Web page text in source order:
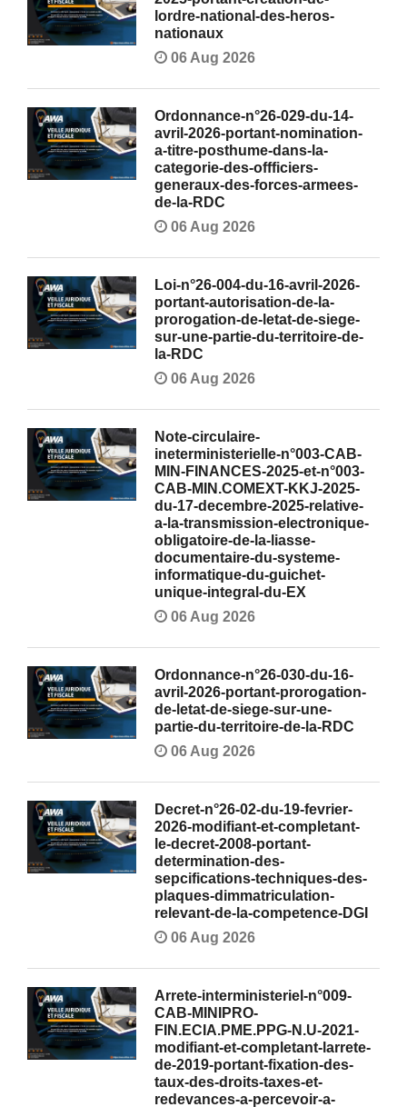
lordre-national-des-heros-
nationaux
06 Aug 2026
Ordonnance-n°26-029-du-14-
avril-2026-portant-nomination-
a-titre-posthume-dans-la-
categorie-des-offficiers-
generaux-des-forces-armees-
de-la-RDC
06 Aug 2026
Loi-n°26-004-du-16-avril-2026-
portant-autorisation-de-la-
prorogation-de-letat-de-siege-
sur-une-partie-du-territoire-de-
la-RDC
06 Aug 2026
Note-circulaire-
ineterministerielle-n°003-CAB-
MIN-FINANCES-2025-et-n°003-
CAB-MIN.COMEXT-KKJ-2025-
du-17-decembre-2025-relative-
a-la-transmission-electronique-
obligatoire-de-la-liasse-
documentaire-du-systeme-
informatique-du-guichet-
unique-integral-du-EX
06 Aug 2026
Ordonnance-n°26-030-du-16-
avril-2026-portant-prorogation-
de-letat-de-siege-sur-une-
partie-du-territoire-de-la-RDC
06 Aug 2026
Decret-n°26-02-du-19-fevrier-
2026-modifiant-et-completant-
le-decret-2008-portant-
determination-des-
sepcifications-techniques-des-
plaques-dimmatriculation-
relevant-de-la-competence-DGI
06 Aug 2026
Arrete-interministeriel-n°009-
CAB-MINIPRO-
FIN.ECIA.PME.PPG-N.U-2021-
modifiant-et-completant-larrete-
de-2019-portant-fixation-des-
taux-des-droits-taxes-et-
redevances-a-percevoir-a-